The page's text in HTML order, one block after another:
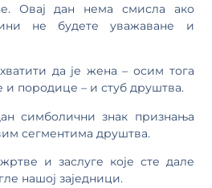
Овај дан нема смисла ако
не будете уважаване и
да је жена – осим тога
и породице – и стуб друштва.
симболични знак признања
сегментима друштва.
и заслуге које сте дале
нашој заједници.